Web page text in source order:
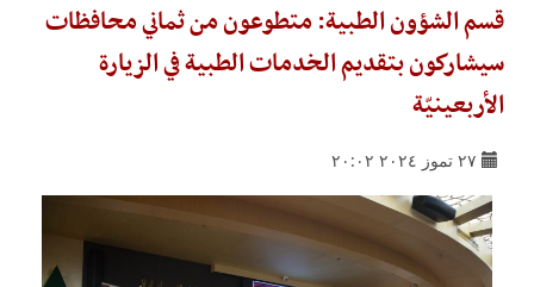
قسم الشؤون الطبية: متطوعون من ثماني محافظات
سيشاركون بتقديم الخدمات الطبية في الزيارة
الأربعينيّة
٢٧ تموز ٢٠٢٤ ٢٠:٠٢